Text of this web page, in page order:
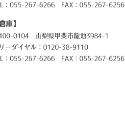
： 055-267-6266 FAX：055-267-6256
庫】
0104 山梨県甲斐市龍地3984-1
ーダイヤル：0120-38-9110
： 055-267-6266 FAX：055-267-6256